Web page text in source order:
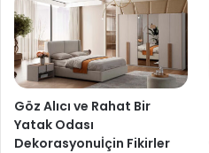
Göz Alıcı ve Rahat Bir
Yatak Odası
Dekorasyonuİçin Fikirler